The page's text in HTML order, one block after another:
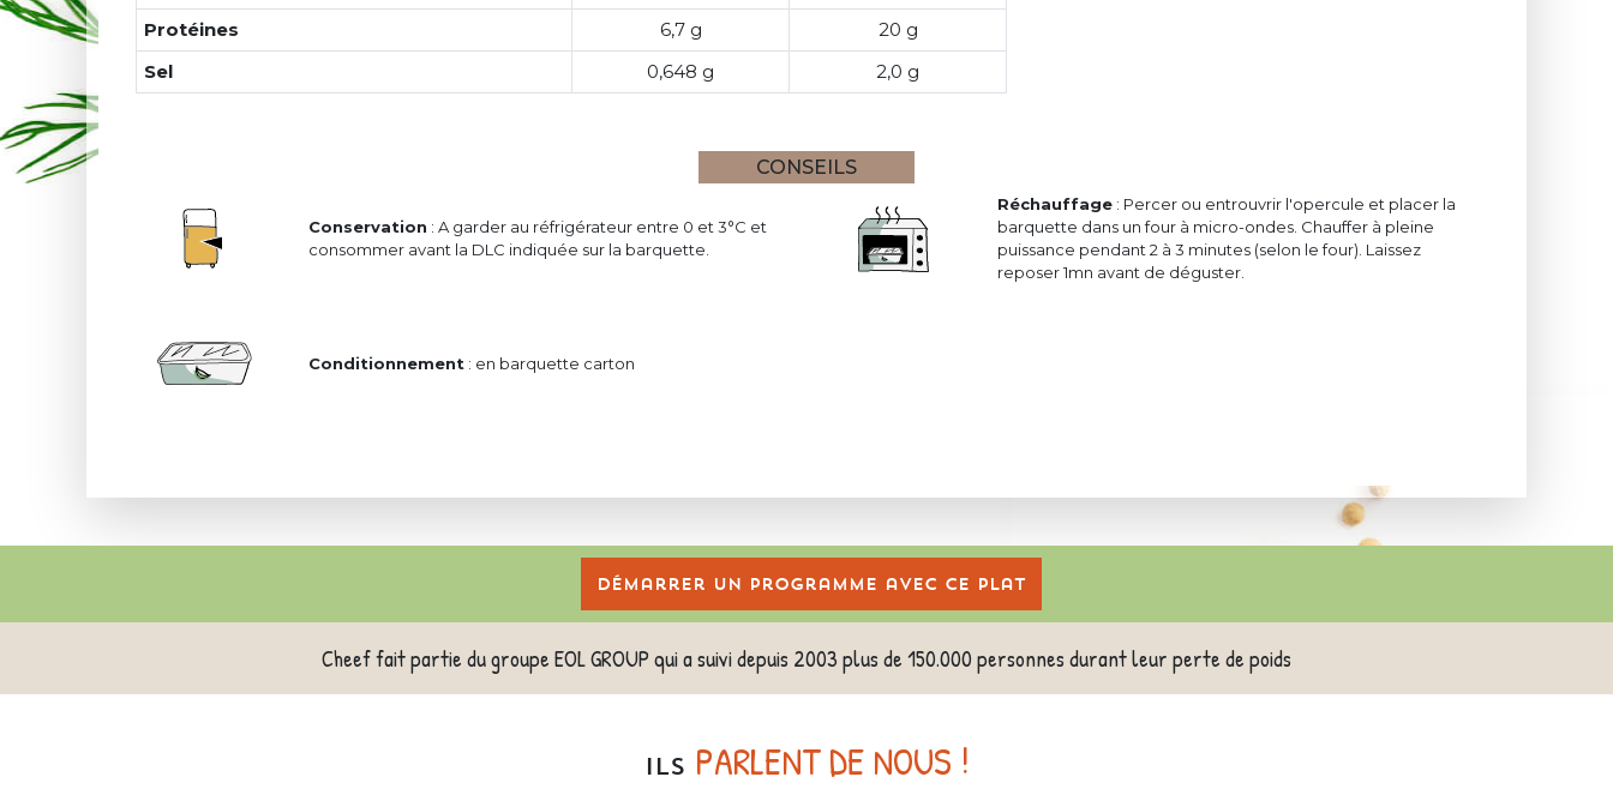
Protéines
6,7 g
20 g
Sel
0,648 g 2,0 g
CONSEILS
Conservation : A garder au réfrigérateur entre 0 et 3°C et
consommer avant la DLC indiquée sur la barquette.
Réchauffage: Percer ou entrouvrir l'opercule et placer la
barquette dans un four à micro-ondes. Chauffer à pleine
puissance pendant 2 à 3 minutes (selon le four). Laissez
reposer 1mn avant de déguster.
Conditionnement : en barquette carton
Démarrer un programme avec ce plat
Cheef fait partie du groupe EOL GROUP qui a suivi depuis 2003 plus de 150.000 personnes durant leur perte de poids
ILS PARLENT DE NOUS !